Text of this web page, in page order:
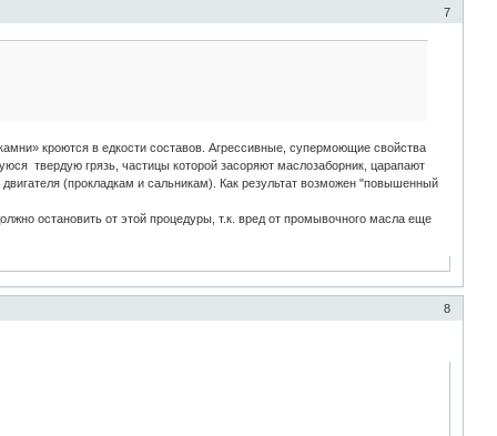
7
кроются в едкости составов. Агрессивные, супермоющие свойства
твердую грязь, частицы которой засоряют маслозаборник, царапают
(прокладкам и сальникам). Как результат возможен "повышенный
остановить от этой процедуры, т.к. вред от промывочного масла еще
8